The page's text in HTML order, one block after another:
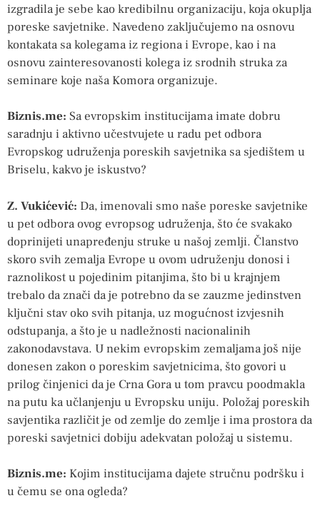
izgradila je sebe kao kredibilnu organizaciju, koja okuplja
poreske savjetnike. Navedeno zaključujemo na osnovu
kontakata sa kolegama iz regiona i Evrope, kao i na
osnovu zainteresovanosti kolega iz srodnih struka za
seminare koje naša Komora organizuje.
Biznis.me: Sa evropskim institucijama imate dobru
saradnju i aktivno učestvujete u radu pet odbora
Evropskog udruženja poreskih savjetnika sa sjedištem u
Briselu, kakvo je iskustvo?
Z. Vukićević: Da, imenovali smo naše poreske savjetnike
u pet odbora ovog evropsog udruženja, što će svakako
doprinijeti unapređenju struke u našoj zemlji. Članstvo
skoro svih zemalja Evrope u ovom udruženju donosi i
raznolikost u pojedinim pitanjima, što bi u krajnjem
trebalo da znači da je potrebno da se zauzme jedinstven
ključni stav oko svih pitanja, uz mogućnost izvjesnih
odstupanja, a što je u nadležnosti nacionalinih
zakonodavstava. U nekim evropskim zemaljama još nije
donesen zakon o poreskim savjetnicima, što govori u
prilog činjenici da je Crna Gora u tom pravcu poodmakla
na putu ka učlanjenju u Evropsku uniju. Položaj poreskih
savjentika različit je od zemlje do zemlje i ima prostora da
poreski savjetnici dobiju adekvatan položaj u sistemu.
Biznis.me: Kojim institucijama dajete stručnu podršku i
u čemu se ona ogleda?